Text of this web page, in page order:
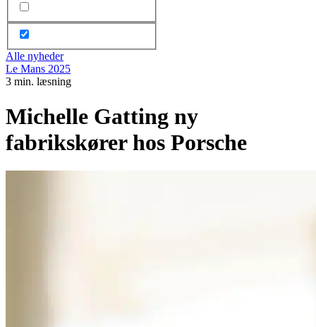
Alle nyheder
Le Mans 2025
3 min. læsning
Michelle Gatting ny
fabrikskører hos Porsche